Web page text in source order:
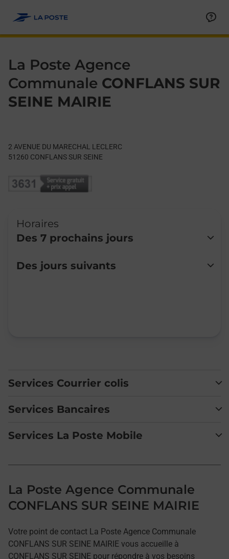
La Poste Agence
Communale CONFLANS SUR
SEINE MAIRIE
2 AVENUE DU MARECHAL LECLERC
51260 CONFLANS SUR SEINE
Horaires
Des 7 prochains jours
Lundi 14:00-17:00
Des jours suivants
Services Courrier colis
Services Bancaires
Services La Poste Mobile
La Poste Agence Communale
CONFLANS SUR SEINE MAIRIE
Votre point de contact La Poste Agence Communale
CONFLANS SUR SEINE MAIRIE vous accueille à
CONFLANS SUR SEINE pour répondre à vos besoins